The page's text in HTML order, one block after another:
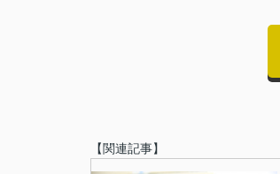
【関連記事】